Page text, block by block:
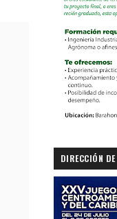
DIRECCIÓN